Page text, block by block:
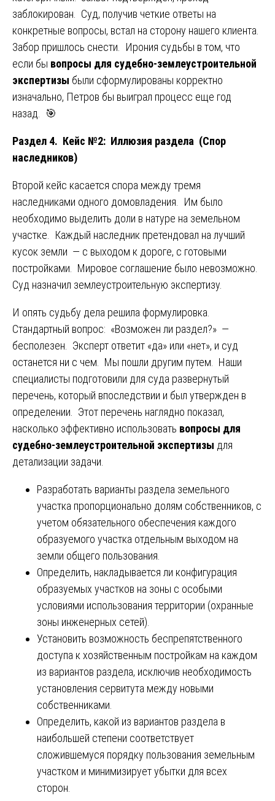
заблокирован. Суд, получив четкие ответы на
конкретные вопросы, встал на сторону нашего клиента.
Забор пришлось снести. Ирония судьбы в том, что
если бы вопросы для судебно-землеустроительной
экспертизы были сформулированы корректно
изначально, Петров бы выиграл процесс еще год
назад. 🎯
Раздел 4. Кейс №2: Иллюзия раздела (Спор
наследников)
Второй кейс касается спора между тремя
наследниками одного домовладения. Им было
необходимо выделить доли в натуре на земельном
участке. Каждый наследник претендовал на лучший
кусок земли — с выходом к дороге, с готовыми
постройками. Мировое соглашение было невозможно.
Суд назначил землеустроительную экспертизу.
И опять судьбу дела решила формулировка.
Стандартный вопрос: «Возможен ли раздел?» —
бесполезен. Эксперт ответит «да» или «нет», и суд
останется ни с чем. Мы пошли другим путем. Наши
специалисты подготовили для суда развернутый
перечень, который впоследствии и был утвержден в
определении. Этот перечень наглядно показал,
насколько эффективно использовать вопросы для
судебно-землеустроительной экспертизы для
детализации задачи.
Разработать варианты раздела земельного
участка пропорционально долям собственников, с
учетом обязательного обеспечения каждого
образуемого участка отдельным выходом на
земли общего пользования.
Определить, накладывается ли конфигурация
образуемых участков на зоны с особыми
условиями использования территории (охранные
зоны инженерных сетей).
Установить возможность беспрепятственного
доступа к хозяйственным постройкам на каждом
из вариантов раздела, исключив необходимость
установления сервитута между новыми
собственниками.
Определить, какой из вариантов раздела в
наибольшей степени соответствует
сложившемуся порядку пользования земельным
участком и минимизирует убытки для всех
сторон.